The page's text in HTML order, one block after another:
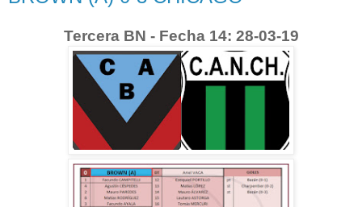
Tercera BN - Fecha 14: 28-03-19